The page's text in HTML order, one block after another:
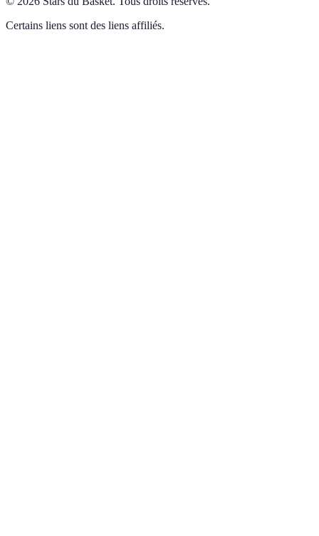
Certains liens sont des liens affiliés.